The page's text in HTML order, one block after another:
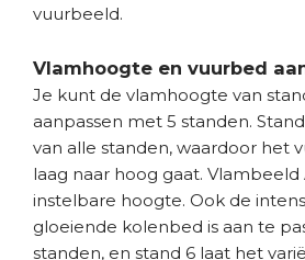
vuurbeeld.
Vlamhoogte en vuurbed
Je kunt de vlamhoogte van
aanpassen met 5 standen.
van alle standen, waardoor het
laag naar hoog gaat.
instelbare hoogte. Ook de
gloeiende kolenbed is aan te
standen, en stand 6 laat het